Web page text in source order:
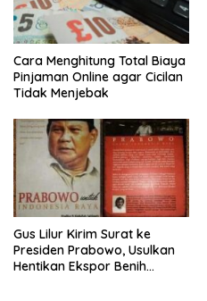
Cara Menghitung Total Biaya
Pinjaman Online agar Cicilan
Tidak Menjebak
Gus Lilur Kirim Surat ke
Presiden Prabowo, Usulkan
Hentikan Ekspor Benih